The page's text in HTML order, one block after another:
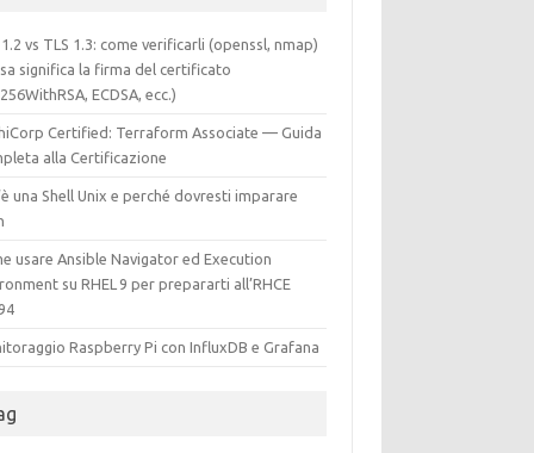
1.2 vs TLS 1.3: come verificarli (openssl, nmap)
significa la firma del certificato
ECDSA, ecc.)
Certified: Terraform Associate — Guida
alla Certificazione
una Shell Unix e perché dovresti imparare
usare Ansible Navigator ed Execution
su RHEL 9 per prepararti all’RHCE
Raspberry Pi con InfluxDB e Grafana